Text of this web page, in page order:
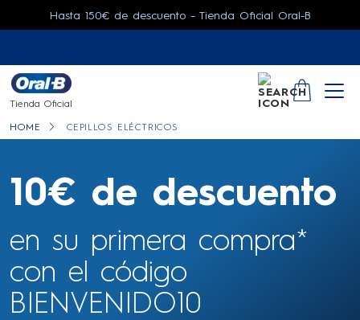
Hasta 150€ de descuento – Tienda Oficial Oral-B
Tienda Oficial
SEARCHYOUR
HOME CEPILLOS ELÉCTRICOS
10€ de descuento
en su primera compra*
con el código
BIENVENIDO10